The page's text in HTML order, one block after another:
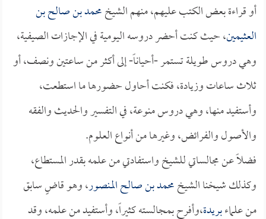
أو قراءة بعض الكتب عليهم، منهم الشيخمحمد بن صالح بن
العثيمين، حيث كنت أحضر دروسه اليومية في الإجازات الصيفية،
وهي دروس طويلة تستمر -أحياناً- إلى أكثر من ساعتين ونصف، أو
ثلاث ساعات وزيادة، فكنت أحاول حضورها ما استطعت،
وأستفيد منها، وهي دروس منوعة، في التفسير والحديث والفقه
والأصول والفرائض، وغيرها من أنواع العلوم.
فضلاً عن مجالساتي للشيخ واستفادتي من علمه بقدر المستطاع،
وكذلك شيخنا الشيخمحمد بن صالح المنصور، وهو قاضٍ سابق
من علماءبريدة،وأفرح بمجالسته كثيراً، وأستفيد من علمه، وقد